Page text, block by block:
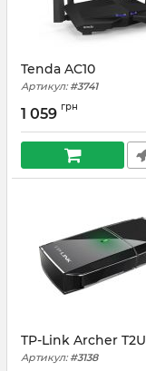
Tenda AC10
Артикул: #3741
1 059 грн
TP-Link Archer T2U
Артикул: #3138